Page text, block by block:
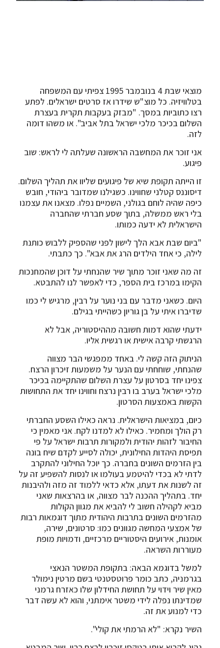
מוצאי שבת 4 בנובמבר 1995 צפיתי עם המשפחה
בטלוויזיה. כל מוצ"ש שידרו אז סרטים ישראלים. לפתע
רצו כתוביות במסך. "מבזק בעקבות תקרית בעצרת
השלום בכיכר מלכי ישראל בתל אביב". או משהו דומה
לזה.
אני זוכר את המחשבה הראשונה שעלתה לי לראש: שוב
פיגוע.
זו הייתה תקופת שיא של פיגועים שליוו את תהליך השלום.
דיסוננס קטלני שחווינו. כשגילנו שמדובר ביהודי, חובש
כיפה שהיה לוחם בגולני, השמיים נפלו. מצאנו את עצמנו
בלי ראש ממשלה, בתוך שסע חברתי שהחברה
הישראלית לא ידעה כמותו.
"ביום שבת אבא הלך לישון לפני שהספיק ללבוש כותנת
לילה, כי אחד הילדים הרג את אבא". כך כתבתי.
זה מה שאני זוכר מתוך שיר שהנחתי על דוכן שהמחנכות
הקימו במרכז בית הספר, כדי לאפשר לנו להתבטא.
היום. כשאני מדבר עם בני נוער על רבין, מרגיש לי כמו
שדיברו איתי על בן גוריון כשהייתי בגילם.
ידעתי שהוא דמות חשובה מההיסטוריה, אבל לא
הרגשתי קרבה אישית או רגשית אליו.
הניתוק הזה קשה לי. באחד ממפגשי הבר מצווה
שהנחתי, שוחחתי עם הנער על משמעות זיכרון הרצח.
צפינו יחד בסרטון על עצרת השלום שהתקיימה בכיכר
מלכי ישראל בערב בו רבין נרצח וחווינו יחד את התחושות
הקשות באמצעות הסרטון.
כיום, במציאות הישראלית. נראה כאילו השסע החברתי
רק הולך ומחמיר. כאילו לא למדנו לקח. אני מאמין כי
החיבור לזהות יהודית ולמקורות תרבות ישראל על פי
תפיסת היהדות החילונית, יכולה לסייע לקדם שיח בונה
בין הזרמים השונים בחברה. כך יוכל החילוני להתקרב
לדתי לא בכדי להיטמע בעולמו או לנסות להשפיע זה על
זה לשנות את דעתו, אלא כדאי ללמוד זה מזה ולהיבנות
יחד. בתהליך ההכנה לבר מצווה, או בהרצאות שאני
מביא לקהילה חשוב לי להביא את מגוון הקולות
מהזרמים השונים בתרבות היהודית מתוך דוגמאות רבות
של אמצעי המחשה מגוונים כמו: סרטונים, שירה,
אומנות, אירועים היסטוריים מרכזיים, ודמויות מופת
מעוררות השראה.
למשל בדוגמא הבאה: בתקופת המשטר הנאצי
בגרמניה, כתב כומר פרוטסטנטי בשם מרטין נימולר
מאין שיר וידוי על תחושת החידלון שלו כאזרח גרמני
שמדינתו נפלה לידי משטר אימתני, והוא לא עשה דבר
כדי למנוע את זה.
השיר נקרא: "לא הרמתי את קולי".